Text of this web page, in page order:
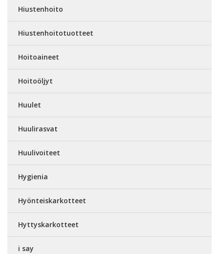
Hiustenhoito
Hiustenhoitotuotteet
Hoitoaineet
Hoitoöljyt
Huulet
Huulirasvat
Huulivoiteet
Hygienia
Hyönteiskarkotteet
Hyttyskarkotteet
i say